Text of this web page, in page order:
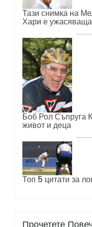
Тази снимка на
Хари е ужасяваща
Боб Рол Съпруга
живот и деца
Топ 5 цитати за
Прочетете